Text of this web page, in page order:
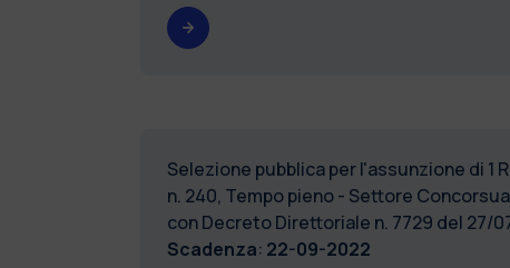
Selezione pubblica per l'assunzione di 1
n. 240, Tempo pieno - Settore
con Decreto Direttoriale n. 7729 del 27/
Scadenza: 22-09-2022